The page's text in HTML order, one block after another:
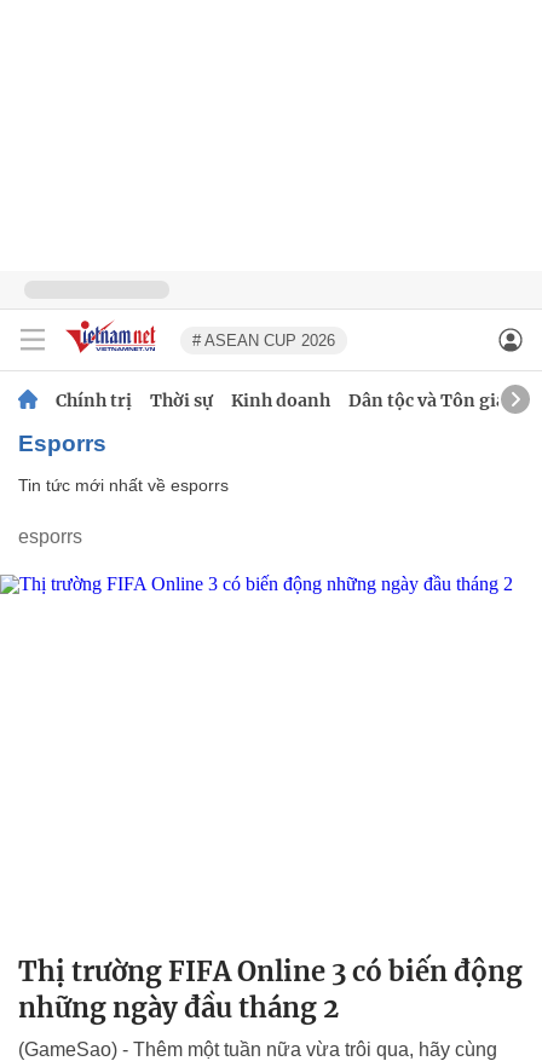
# ASEAN CUP 2026
Chính trị Thời sự Kinh doanh Dân tộc và Tôn giáo
esporrs
Tin tức mới nhất về esporrs
esporrs
Thị trường FIFA Online 3 có biến động
những ngày đầu tháng 2
(GameSao) - Thêm một tuần nữa vừa trôi qua, hãy cùng